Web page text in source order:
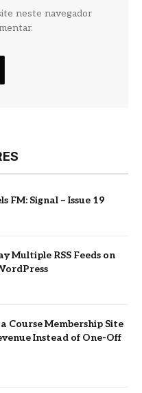
neste navegador
FM: Signal – Issue 19
Multiple RSS Feeds on
Course Membership Site
Instead of One-Off